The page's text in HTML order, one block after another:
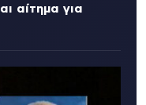
αίτημα για